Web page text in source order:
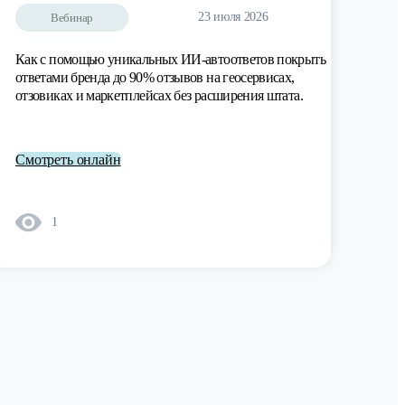
Вебинар 23 июля 2026
Как с помощью уникальных ИИ-автоответов покрыть
ответами бренда до 90% отзывов на геосервисах,
отзовиках и маркетплейсах без расширения штата.
Смотреть онлайн
1